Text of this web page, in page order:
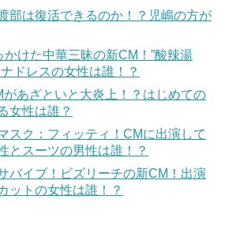
部は復活できるのか！？児嶋の方が
かけた中華三昧の新CM！”酸辣湯
ドレスの女性は誰！？
あざといと大炎上！？はじめての
女性は誰？
スク：フィッティ！CMに出演して
とスーツの男性は誰！？
バイブ！ビズリーチの新CM！出演
ットの女性は誰！？